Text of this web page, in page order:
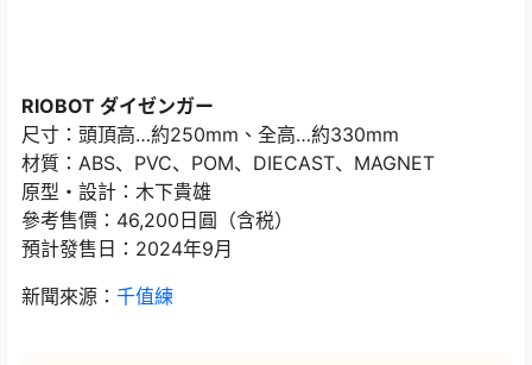
RIOBOT ダイゼンガー
尺寸：頭頂高…約250mm、全高…約330mm
材質：ABS、PVC、POM、DIECAST、MAGNET
原型・設計：木下貴雄
參考售價：46,200日圓（含税）
預計發售日：2024年9月
新聞來源： 千值練